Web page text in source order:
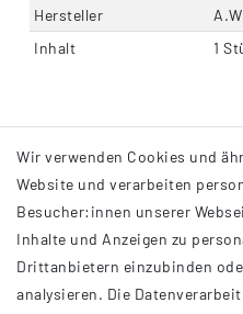
Hersteller
Inhalt
1
Wir verwenden Cookies und
Website und verarbeiten
Besucher:innen unserer
Inhalte und Anzeigen zu
Drittanbietern einzubinden
analysieren. Die